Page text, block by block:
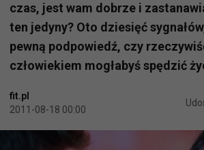
czas, jest wam dobrze i
ten jedyny? Oto dziesięć
pewną podpowiedź, czy
człowiekiem mogłabyś spędzić
fit.pl
2011-08-18 00:00